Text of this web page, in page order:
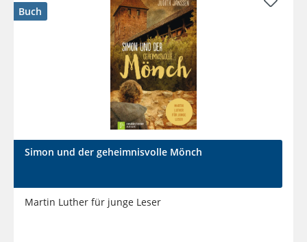
Buch
Simon und der geheimnisvolle Mönch
Martin Luther für junge Leser